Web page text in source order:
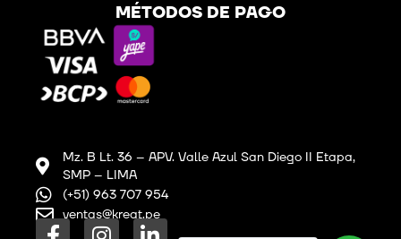
MÉTODOS DE PAGO
Mz. B Lt. 36 – APV. Valle Azul San Diego II Etapa,
SMP – LIMA
(+51) 963 707 954
ventas@kreat.pe